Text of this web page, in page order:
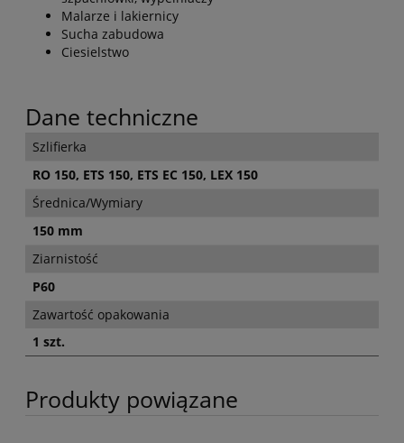
Malarze i lakiernicy
Sucha zabudowa
Ciesielstwo
Dane techniczne
Szlifierka
RO 150, ETS 150, ETS EC 150, LEX 150
Średnica/Wymiary
150 mm
Ziarnistość
P60
Zawartość opakowania
1 szt.
Produkty powiązane